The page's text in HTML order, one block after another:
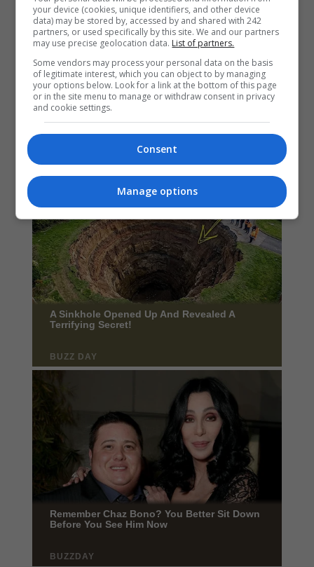
your device (cookies, unique identifiers, and other device
data) may be stored by, accessed by and shared with 242
partners, or used specifically by this site. We and our partners
may use precise geolocation data. List of partners.
Some vendors may process your personal data on the basis
of legitimate interest, which you can object to by managing
your options below. Look for a link at the bottom of this page
or in the site menu to manage or withdraw consent in privacy
and cookie settings.
Consent
Manage options